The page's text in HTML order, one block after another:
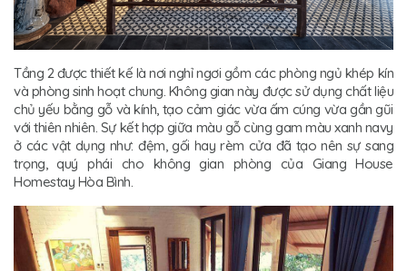
Tầng 2 được thiết kế là nơi nghỉ ngơi gồm các phòng ngủ khép kín
và phòng sinh hoạt chung. Không gian này được sử dụng chất liệu
chủ yếu bằng gỗ và kính, tạo cảm giác vừa ấm cúng vừa gần gũi
với thiên nhiên. Sự kết hợp giữa màu gỗ cùng gam màu xanh navy
ở các vật dụng như: đệm, gối hay rèm cửa đã tạo nên sự sang
trọng, quý phái cho không gian phòng của Giang House
Homestay Hòa Bình.